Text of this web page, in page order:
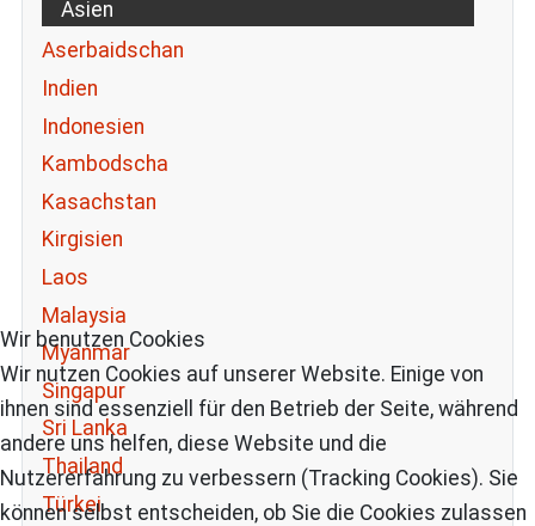
Asien
Aserbaidschan
Indien
Indonesien
Kambodscha
Kasachstan
Kirgisien
Laos
Malaysia
Myanmar
Singapur
Sri Lanka
Thailand
Türkei
Wir benutzen Cookies
Wir nutzen Cookies auf unserer Website. Einige von
ihnen sind essenziell für den Betrieb der Seite, während
andere uns helfen, diese Website und die
Nutzererfahrung zu verbessern (Tracking Cookies). Sie
können selbst entscheiden, ob Sie die Cookies zulassen